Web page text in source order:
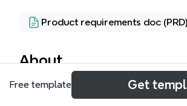
Product requirements doc (PRD)
About
Этот шаблон Xmind 'NewCh Scope'
Free template Get